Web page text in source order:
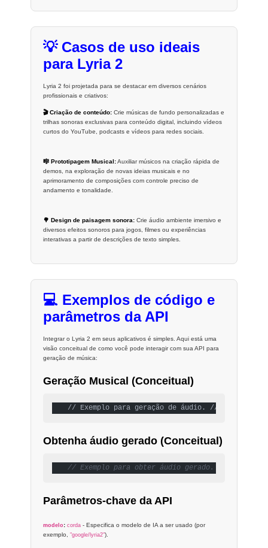
💡 Casos de uso ideais
para Lyria 2
Lyria 2 foi projetada para se destacar em diversos cenários
profissionais e criativos:
🎬 Criação de conteúdo: Crie músicas de fundo personalizadas e
trilhas sonoras exclusivas para conteúdo digital, incluindo vídeos
curtos do YouTube, podcasts e vídeos para redes sociais.
🎼 Prototipagem Musical:Auxiliar músicos na criação rápida de
demos, na exploração de novas ideias musicais e no
aprimoramento de composições com controle preciso de
andamento e tonalidade.
🌳 Design de paisagem sonora: Crie áudio ambiente imersivo e
diversos efeitos sonoros para jogos, filmes ou experiências
interativas a partir de descrições de texto simples.
💻 Exemplos de código e
parâmetros da API
Integrar o Lyria 2 em seus aplicativos é simples. Aqui está uma
visão conceitual de como você pode interagir com sua API para
geração de música:
Geração Musical (Conceitual)
// Exemplo para geração de áudio. // Este
Obtenha áudio gerado (Conceitual)
// Exemplo para obter áudio gerado. //
Parâmetros-chave da API
modelo : corda - Especifica o modelo de IA a ser usado (por
exemplo,"google/lyria2").